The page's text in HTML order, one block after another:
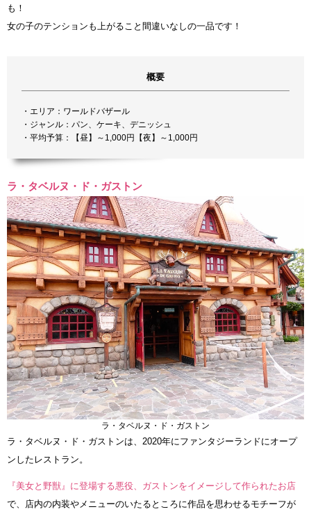
も！
女の子のテンションも上がること間違いなしの一品です！
概要
・エリア：ワールドバザール
・ジャンル：パン、ケーキ、デニッシュ
・平均予算：【昼】～1,000円【夜】～1,000円
ラ・タベルヌ・ド・ガストン
ラ・タベルヌ・ド・ガストン
ラ・タベルヌ・ド・ガストンは、2020年にファンタジーランドにオープ
ンしたレストラン。
『美女と野獣』に登場する悪役、ガストンをイメージして作られたお店
で、店内の内装やメニューのいたるところに作品を思わせるモチーフが